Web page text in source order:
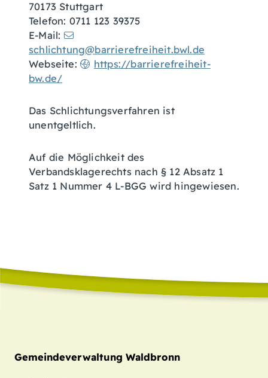
70173 Stuttgart
Telefon: 0711 123 39375
E-Mail:
schlichtung@barrierefreiheit.bwl.de
Webseite:
https://barrierefreiheit-
bw.de/
Das Schlichtungsverfahren ist
unentgeltlich.
Auf die Möglichkeit des
Verbandsklagerechts nach § 12 Absatz 1
Satz 1 Nummer 4 L-BGG wird hingewiesen.
Gemeindeverwaltung Waldbronn